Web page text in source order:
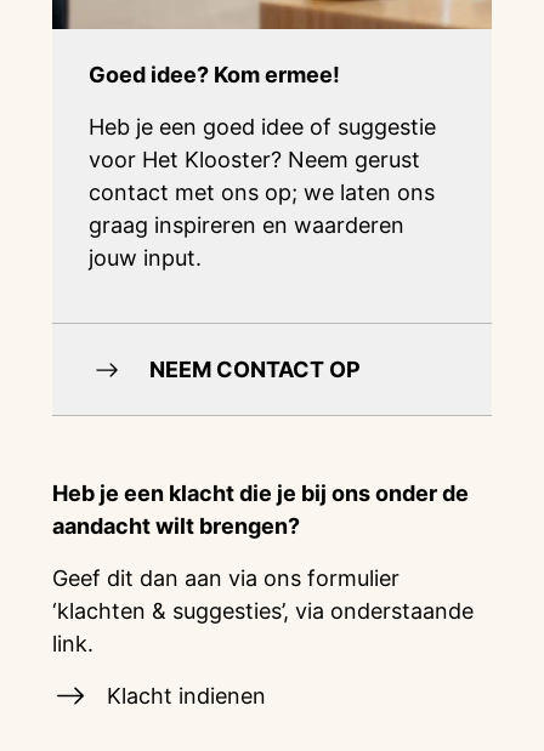
Goed idee? Kom ermee!
Heb je een goed idee of suggestie
voor Het Klooster? Neem gerust
contact met ons op; we laten ons
graag inspireren en waarderen
jouw input.
NEEM CONTACT OP
Heb je een klacht die je bij ons onder de
aandacht wilt brengen?
Geef dit dan aan via ons formulier
‘klachten & suggesties’, via onderstaande
link.
Klacht indienen